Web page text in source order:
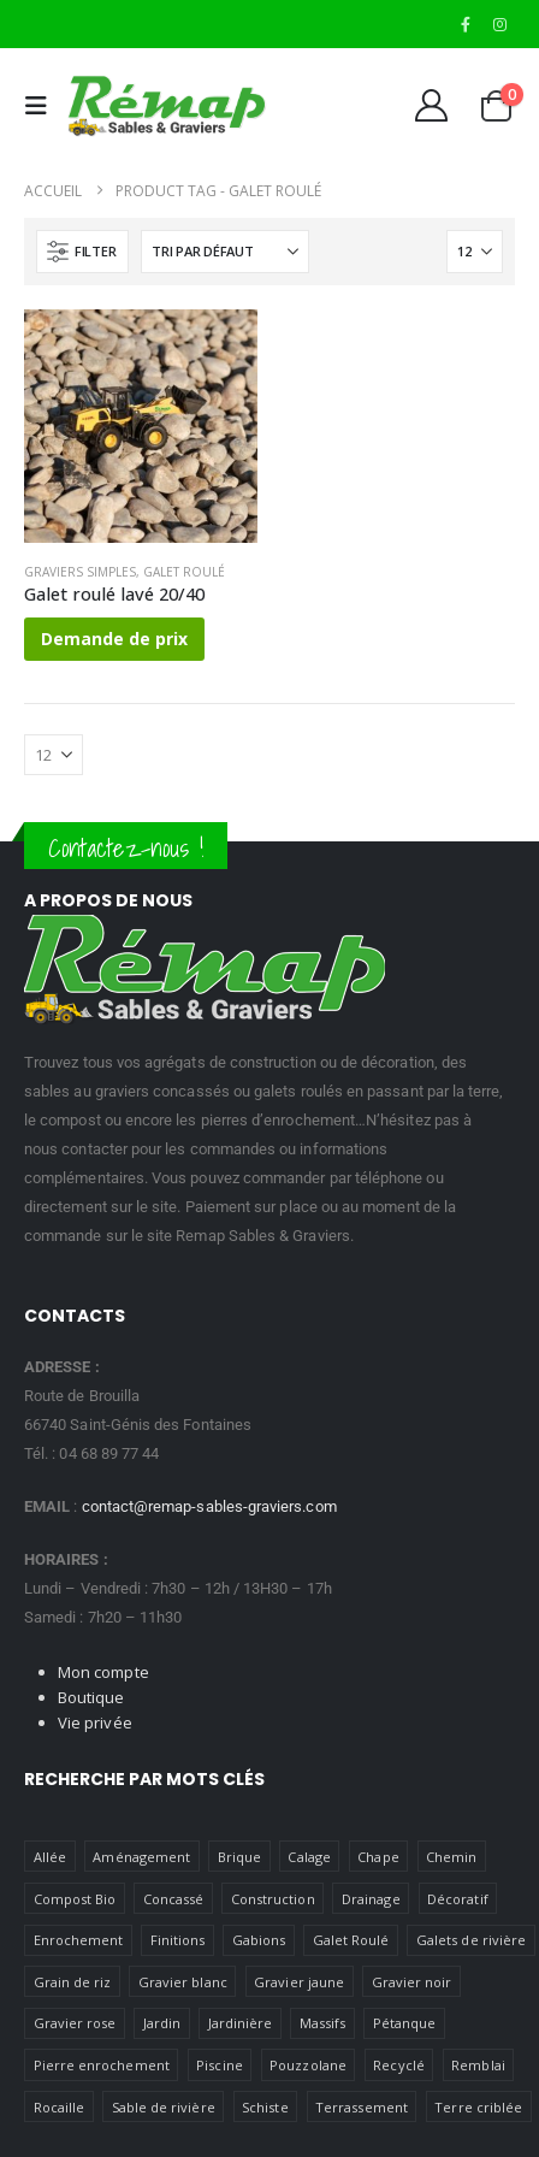
0
ACCUEIL PRODUCT TAG - GALET ROULÉ
FILTER
GRAVIERS SIMPLES, GALET ROULÉ
Galet roulé lavé 20/40
Demande de prix
Contactez-nous !
A PROPOS DE NOUS
Trouvez tous vos agrégats de construction ou de décoration, des
sables au graviers concassés ou galets roulés en passant par la terre,
le compost ou encore les pierres d’enrochement…N’hésitez pas à
nous contacter pour les commandes ou informations
complémentaires. Vous pouvez commander par téléphone ou
directement sur le site. Paiement sur place ou au moment de la
commande sur le site Remap Sables & Graviers.
CONTACTS
ADRESSE :
Route de Brouilla
66740 Saint-Génis des Fontaines
Tél. : 04 68 89 77 44
EMAIL : contact@remap-sables-graviers.com
HORAIRES :
Lundi – Vendredi : 7h30 – 12h / 13H30 – 17h
Samedi : 7h20 – 11h30
Mon compte
Boutique
Vie privée
RECHERCHE PAR MOTS CLÉS
Allée Aménagement Brique Calage Chape Chemin
Compost Bio Concassé Construction Drainage Décoratif
Enrochement Finitions Gabions Galet Roulé Galets de rivière
Grain de riz Gravier blanc Gravier jaune Gravier noir
Gravier rose Jardin Jardinière Massifs Pétanque
Pierre enrochement Piscine Pouzzolane Recyclé Remblai
Rocaille Sable de rivière Schiste Terrassement Terre criblée